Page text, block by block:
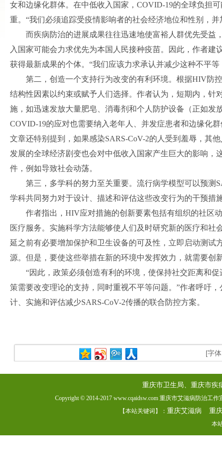
女和边缘化群体。在中低收入国家，COVID-19的全球负担
重。“我们必须追踪受疫情影响者的社会经济地位和性别，
而疾病防治的进展成果往往迅速地使富裕人群优先受益
入国家可能会力求优先为本国人民接种疫苗。因此，作者建
获得最新成果的个体。“我们应该力求承认并减少这种不平
第二，创造一个支持行为改变的有利环境。根据HIV防控
结构性因素以约束或赋予人们选择。作者认为，短期内，针
施，如迅速发放大量肥皂、消毒剂和个人防护设备（正如发
COVID-19的应对也需要纳入老年人、并发症患者和边缘化
文章还特别提到，如果感染SARS-CoV-2的人受到羞辱，其
发展的全球经济剧变也会对中低收入国家产生巨大的影响，
件，例如导致社会动荡。
第三，多学科的努力至关重要。流行病学模型可以预测
学科共同努力对于设计、描述和评估这些改变行为的干预措
作者指出，HIV应对措施的创新要素包括有组织的社区动
医疗服务。实施科学方法能够使人们及时研究新的医疗和社
延之前有必要增加保护和卫生设备的可及性，立即启动测试
源。但是，要使这些举措在新的环境中发挥效力，就需要创
“因此，政策必须创造有利的环境，使保持社交距离和促
策需要改变理论的支持，同时重视不平等问题。”作者呼吁
计、实施和评估减少SARS-CoV-2传播的联合防控方案。
[字
重庆市卫生局、重庆市疾
Copyright © 2014-2017 www.cqaidsw.com 重庆市艾滋病防治工
【本站关键词】： 重庆艾滋病 重
本